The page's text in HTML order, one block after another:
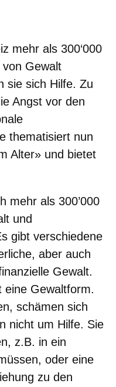
mehr als 300‘000
Gewalt
sie sich Hilfe. Zu
Angst vor den
thematisiert nun
Alter» und bietet
mehr als 300’000
und
gibt verschiedene
aber auch
Gewalt.
eine Gewaltform.
schämen sich
nicht um Hilfe. Sie
z.B. in ein
oder eine
zu den